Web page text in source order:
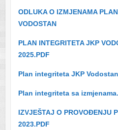
ODLUKA O IZMJENAMA
VODOSTAN
PLAN INTEGRITETA JKP
2025.PDF
Plan integriteta JKP
Plan integriteta sa
IZVJEŠTAJ O PROVOĐENJU
2023.PDF